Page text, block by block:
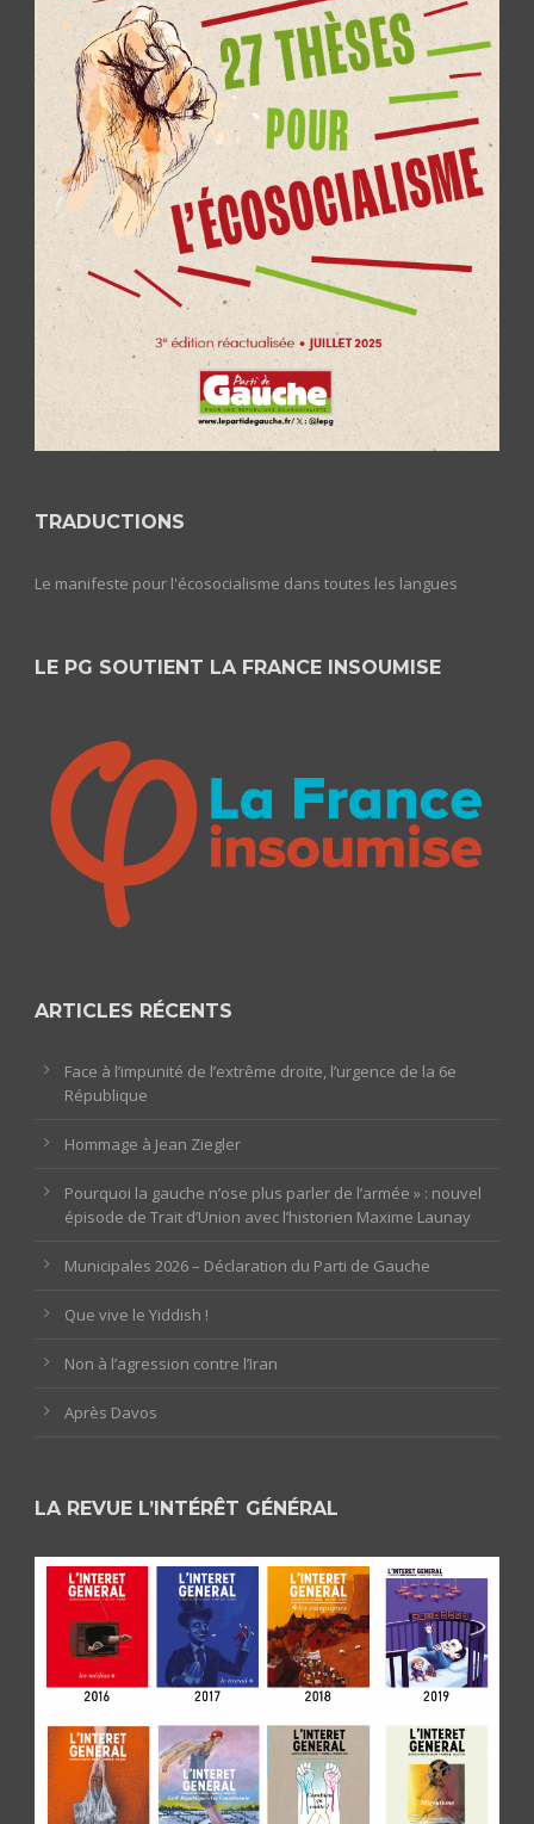
TRADUCTIONS
Le manifeste pour l'écosocialisme dans toutes les langues
LE PG SOUTIENT LA FRANCE INSOUMISE
ARTICLES RÉCENTS
Face à l’impunité de l’extrême droite, l’urgence de la 6e
République
Hommage à Jean Ziegler
Pourquoi la gauche n’ose plus parler de l’armée » : nouvel
épisode de Trait d’Union avec l’historien Maxime Launay
Municipales 2026 – Déclaration du Parti de Gauche
Que vive le Yiddish !
Non à l’agression contre l’Iran
Après Davos
LA REVUE L’INTÉRÊT GÉNÉRAL